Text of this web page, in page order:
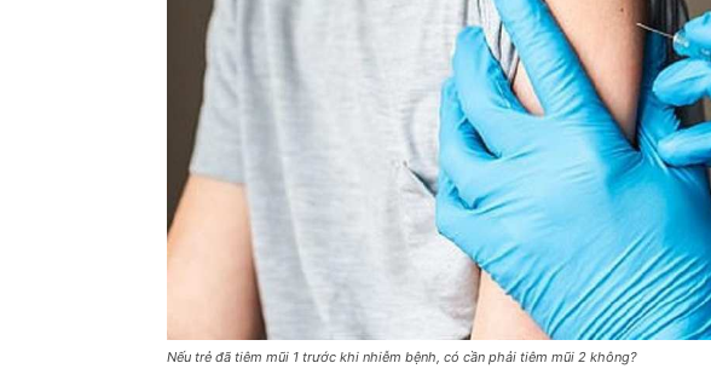
Nếu trẻ đã tiêm mũi 1 trước khi nhiễm bệnh, có cần phải tiêm mũi 2 không?